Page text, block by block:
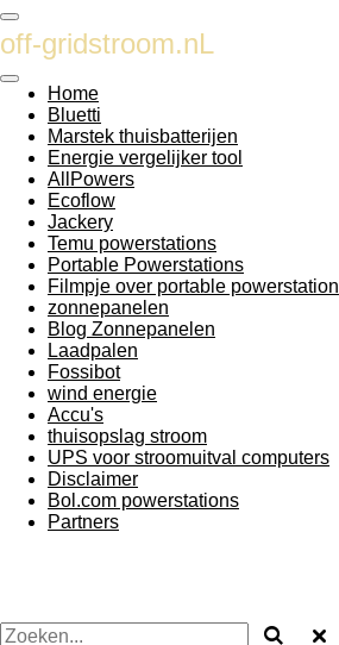
Ga
direct
naar
de
hoofdinhoud
off-gridstroom.nL
Home
Bluetti
Marstek thuisbatterijen
Energie vergelijker tool
AllPowers
Ecoflow
Jackery
Temu powerstations
Portable Powerstations
Filmpje over portable powerstation
zonnepanelen
Blog Zonnepanelen
Laadpalen
Fossibot
wind energie
Accu's
thuisopslag stroom
UPS voor stroomuitval computers
Disclaimer
Bol.com powerstations
Partners